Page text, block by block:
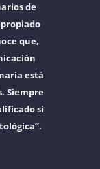
de
que,
está
Siempre
si